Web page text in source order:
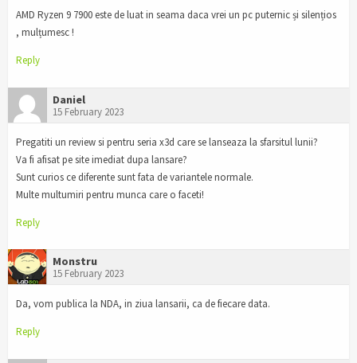
AMD Ryzen 9 7900 este de luat in seama daca vrei un pc puternic și silențios
, mulțumesc !
Reply
Daniel
15 February 2023
Pregatiti un review si pentru seria x3d care se lanseaza la sfarsitul lunii?
Va fi afisat pe site imediat dupa lansare?
Sunt curios ce diferente sunt fata de variantele normale.
Multe multumiri pentru munca care o faceti!
Reply
Monstru
15 February 2023
Da, vom publica la NDA, in ziua lansarii, ca de fiecare data.
Reply